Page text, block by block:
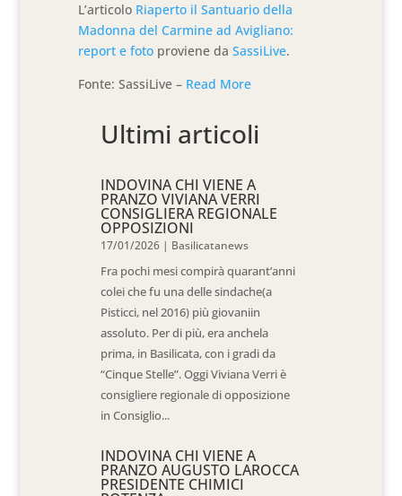
L’articolo Riaperto il Santuario della
Madonna del Carmine ad Avigliano:
report e foto proviene daSassiLive.
Fonte: SassiLive – Read More
Ultimi articoli
INDOVINA CHI VIENE A
PRANZO VIVIANA VERRI
CONSIGLIERA REGIONALE
OPPOSIZIONI
17/01/2026 | Basilicatanews
Fra pochi mesi compirà quarant’anni
colei che fu una delle sindache(a
Pisticci, nel 2016) più giovaniin
assoluto. Per di più, era anchela
prima, in Basilicata, con i gradi da
“Cinque Stelle”. Oggi Viviana Verri è
consigliere regionale di opposizione
in Consiglio...
INDOVINA CHI VIENE A
PRANZO AUGUSTO LAROCCA
PRESIDENTE CHIMICI